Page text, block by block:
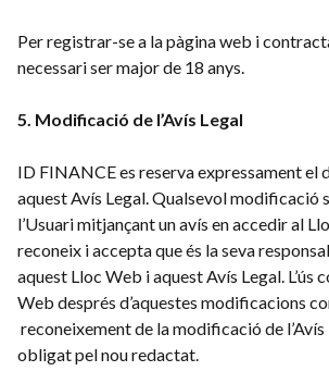
Per registrar-se a la pàgina web i
necessari ser major de 18 anys.
5. Modificació de l’Avís Legal
ID FINANCE es reserva expressament el
aquest Avís Legal. Qualsevol modificació
l’Usuari mitjançant un avís en accedir al
reconeix i accepta que és la seva
aquest Lloc Web i aquest Avís Legal. L’ús
Web després d’aquestes modificacions
reconeixement de la modificació de
obligat pel nou redactat.